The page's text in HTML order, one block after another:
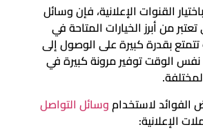
القنوات الإعلانية، فإن وسائل
من أبرز الخيارات المتاحة في
بقدرة كبيرة على الوصول إلى
الوقت توفير مرونة كبيرة في
الفوائد لاستخداموسائل التواصل
الإعلانية: